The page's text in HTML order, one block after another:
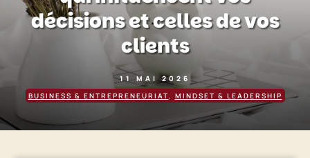
décisions et celles de vos
clients
11 MAI 2026
BUSINESS & ENTREPRENEURIAT
MINDSET & LEADERSHIP